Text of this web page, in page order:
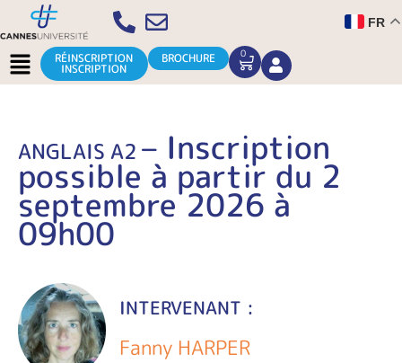
Aller
au
contenu
FR
Menu RÉINSCRIPTION
INSCRIPTION
BROCHURE 0
CART
ANGLAIS A2 – Inscription
possible à partir du 2
septembre 2026 à
09h00
INTERVENANT :
Fanny HARPER